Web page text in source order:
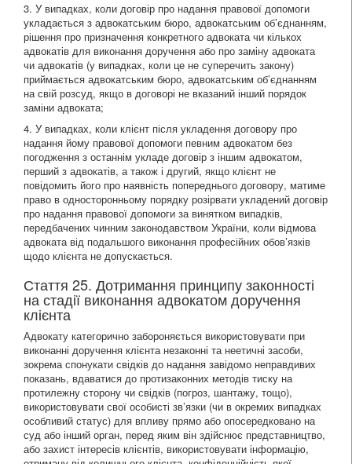
3. У випадках, коли договір про надання правової допомоги
укладається з адвокатським бюро, адвокатським об’єднанням,
рішення про призначення конкретного адвоката чи кількох
адвокатів для виконання доручення або про заміну адвоката
чи адвокатів (у випадках, коли це не суперечить закону)
приймається адвокатським бюро, адвокатським об’єднанням
на свій розсуд, якщо в договорі не вказаний інший порядок
заміни адвоката;
4. У випадках, коли клієнт після укладення договору про
надання йому правової допомоги певним адвокатом без
погодження з останнім укладе договір з іншим адвокатом,
перший з адвокатів, а також і другий, якщо клієнт не
повідомить його про наявність попереднього договору, матиме
право в односторонньому порядку розірвати укладений договір
про надання правової допомоги за винятком випадків,
передбачених чинним законодавством України, коли відмова
адвоката від подальшого виконання професійних обов’язків
щодо клієнта не допускається.
Стаття 25. Дотримання принципу законності
на стадії виконання адвокатом доручення
клієнта
Адвокату категорично забороняється використовувати при
виконанні доручення клієнта незаконні та неетичні засоби,
зокрема спонукати свідків до надання завідомо неправдивих
показань, вдаватися до протизаконних методів тиску на
протилежну сторону чи свідків (погроз, шантажу, тощо),
використовувати свої особисті зв’язки (чи в окремих випадках
особливий статус) для впливу прямо або опосередковано на
суд або інший орган, перед яким він здійснює представництво,
або захист інтересів клієнтів, використовувати інформацію,